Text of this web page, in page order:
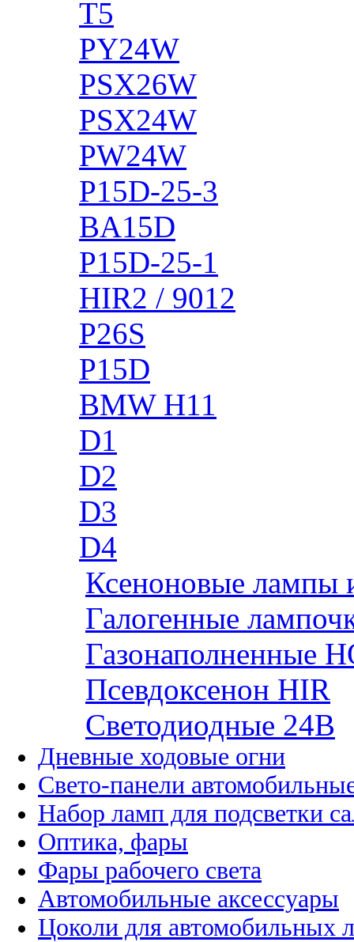
T5
PY24W
PSX26W
PSX24W
PW24W
P15D-25-3
BA15D
P15D-25-1
HIR2 / 9012
P26S
P15D
BMW H11
D1
D2
D3
D4
Ксеноновые лампы
Галогенные
Газонаполненные
Псевдоксенон HIR
Cветодиодные 24B
Дневные ходовые огни
Свето-панели
Набор ламп для подсветки
Оптика, фары
Фары рабочего света
Автомобильные аксессуары
Цоколи для автомобильных